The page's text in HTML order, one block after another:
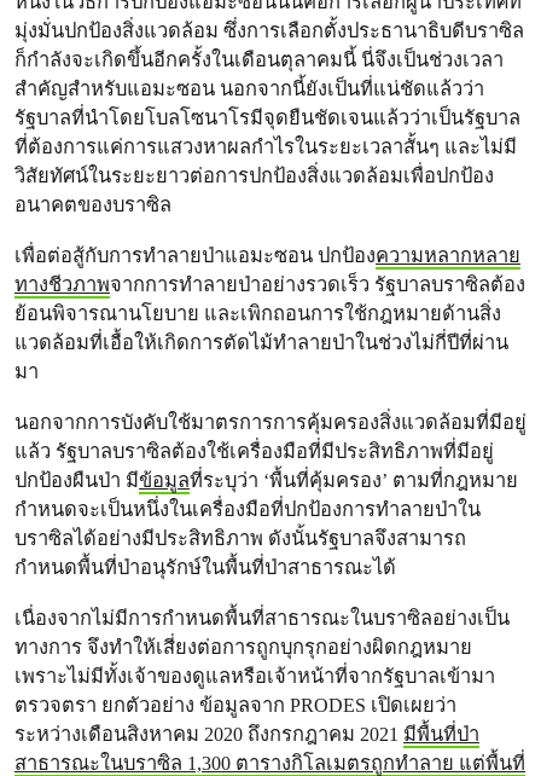
มุ่งมั่นปกป้องสิ่งแวดล้อม ซึ่งการเลือกตั้งประธานาธิบดีบราซิล
ก็กำลังจะเกิดขึ้นอีกครั้งในเดือนตุลาคมนี้ นี่จึงเป็นช่วงเวลา
สำคัญสำหรับแอมะซอน นอกจากนี้ยังเป็นที่แน่ชัดแล้วว่า
รัฐบาลที่นำโดยโบลโซนาโรมีจุดยืนชัดเจนแล้วว่าเป็นรัฐบาล
ที่ต้องการแค่การแสวงหาผลกำไรในระยะเวลาสั้นๆ และไม่มี
วิสัยทัศน์ในระยะยาวต่อการปกป้องสิ่งแวดล้อมเพื่อปกป้อง
อนาคตของบราซิล
เพื่อต่อสู้กับการทำลายป่าแอมะซอน ปกป้องความหลากหลาย
ทางชีวภาพจากการทำลายป่าอย่างรวดเร็ว รัฐบาลบราซิลต้อง
ย้อนพิจารณานโยบาย และเพิกถอนการใช้กฎหมายด้านสิ่ง
แวดล้อมที่เอื้อให้เกิดการตัดไม้ทำลายป่าในช่วงไม่กี่ปีที่ผ่าน
มา
นอกจากการบังคับใช้มาตรการการคุ้มครองสิ่งแวดล้อมที่มีอยู่
แล้ว รัฐบาลบราซิลต้องใช้เครื่องมือที่มีประสิทธิภาพที่มีอยู่
ปกป้องผืนป่า มีข้อมูลที่ระบุว่า ‘พื้นที่คุ้มครอง’ ตามที่กฎหมาย
กำหนดจะเป็นหนึ่งในเครื่องมือที่ปกป้องการทำลายป่าใน
บราซิลได้อย่างมีประสิทธิภาพ ดังนั้นรัฐบาลจึงสามารถ
กำหนดพื้นที่ป่าอนุรักษ์ในพื้นที่ป่าสาธารณะได้
เนื่องจากไม่มีการกำหนดพื้นที่สาธารณะในบราซิลอย่างเป็น
ทางการ จึงทำให้เสี่ยงต่อการถูกบุกรุกอย่างผิดกฎหมาย
เพราะไม่มีทั้งเจ้าของดูแลหรือเจ้าหน้าที่จากรัฐบาลเข้ามา
ตรวจตรา ยกตัวอย่าง ข้อมูลจาก PRODES เปิดเผยว่า
ระหว่างเดือนสิงหาคม 2020 ถึงกรกฎาคม 2021 มีพื้นที่ป่า
สาธารณะในบราซิล 1,300 ตารางกิโลเมตรถูกทำลาย แต่พื้นที่